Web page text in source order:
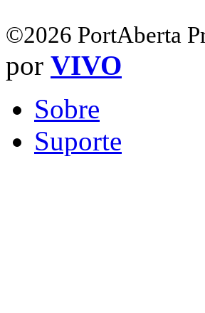
©2026 PortAberta
por VIVO
Sobre
Suporte